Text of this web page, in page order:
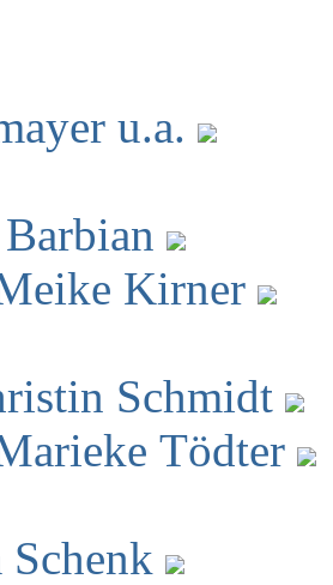
u.a.
Kirner
Schmidt
Tödter